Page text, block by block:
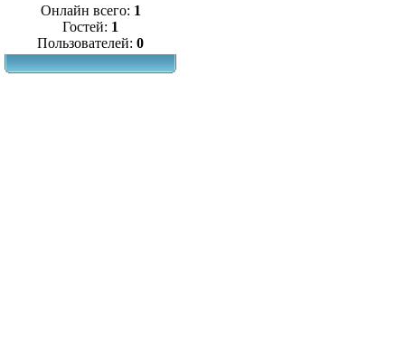
Онлайн всего: 1
Гостей: 1
Пользователей: 0